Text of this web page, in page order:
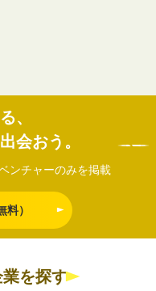
、
会おう。
ンチャーのみを掲載
）
を探す